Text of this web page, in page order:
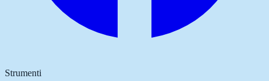
Strumenti